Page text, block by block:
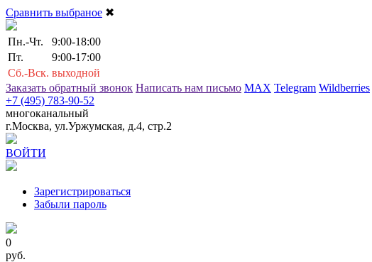
Сравнить выбраное ✖
Пн.-Чт.
9:00-18:00
Пт.
9:00-17:00
Сб.-Вск. выходной
Заказать обратный звонок Написать нам письмо MAX Telegram Wildberries
+7 (495) 783-90-52
многоканальный
г.Москва, ул.Уржумская, д.4, стр.2
ВОЙТИ
Зарегистрироваться
Забыли пароль
0
руб.